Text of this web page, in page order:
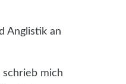
Anglistik an
mich